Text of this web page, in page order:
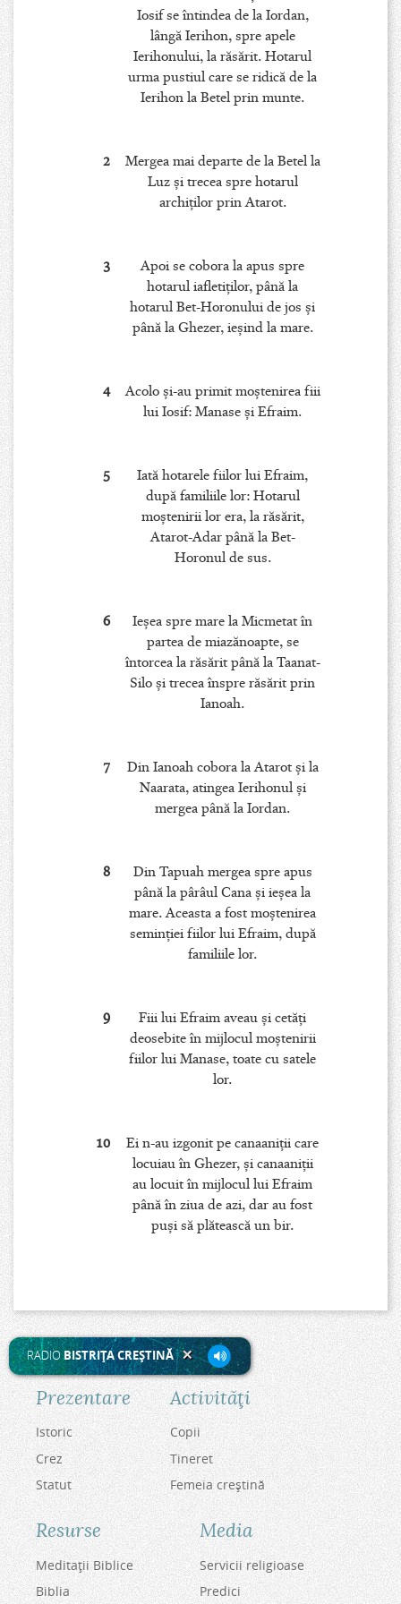
Iosif se întindea de la Iordan,
lângă Ierihon, spre apele
Ierihonului, la răsărit. Hotarul
urma pustiul care se ridică de la
Ierihon la Betel prin munte.
2
Mergea mai departe de la Betel la
Luz şi trecea spre hotarul
archiţilor prin Atarot.
3
Apoi se cobora la apus spre
hotarul iafletiţilor, până la
hotarul Bet-Horonului de jos şi
până la Ghezer, ieşind la mare.
4
Acolo şi-au primit moştenirea fiii
lui Iosif: Manase şi Efraim.
5
Iată hotarele fiilor lui Efraim,
după familiile lor: Hotarul
moştenirii lor era, la răsărit,
Atarot-Adar până la Bet-
Horonul de sus.
6
Ieşea spre mare la Micmetat în
partea de miazănoapte, se
întorcea la răsărit până la Taanat-
Silo şi trecea înspre răsărit prin
Ianoah.
7
Din Ianoah cobora la Atarot şi la
Naarata, atingea Ierihonul şi
mergea până la Iordan.
8
Din Tapuah mergea spre apus
până la pârâul Cana şi ieşea la
mare. Aceasta a fost moştenirea
seminţiei fiilor lui Efraim, după
familiile lor.
9
Fiii lui Efraim aveau şi cetăţi
deosebite în mijlocul moştenirii
fiilor lui Manase, toate cu satele
lor.
10
Ei n-au izgonit pe canaaniţii care
locuiau în Ghezer, şi canaaniţii
au locuit în mijlocul lui Efraim
până în ziua de azi, dar au fost
puşi să plătească un bir.
RADIOBISTRIŢA CREŞTINĂ
Prezentare
Istoric
Crez
Statut
Activităţi
Copii
Tineret
Femeia creştină
Resurse
Meditaţii Biblice
Biblia
Media
Servicii religioase
Predici